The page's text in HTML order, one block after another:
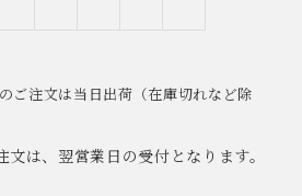
ご注文は当日出荷（在庫切れなど除
は、翌営業日の受付となります。